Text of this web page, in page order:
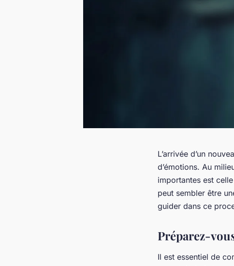
L’arrivée d’un
d’émotions. Au
importantes est
peut sembler être
guider dans ce
Préparez-
Il est essentiel de